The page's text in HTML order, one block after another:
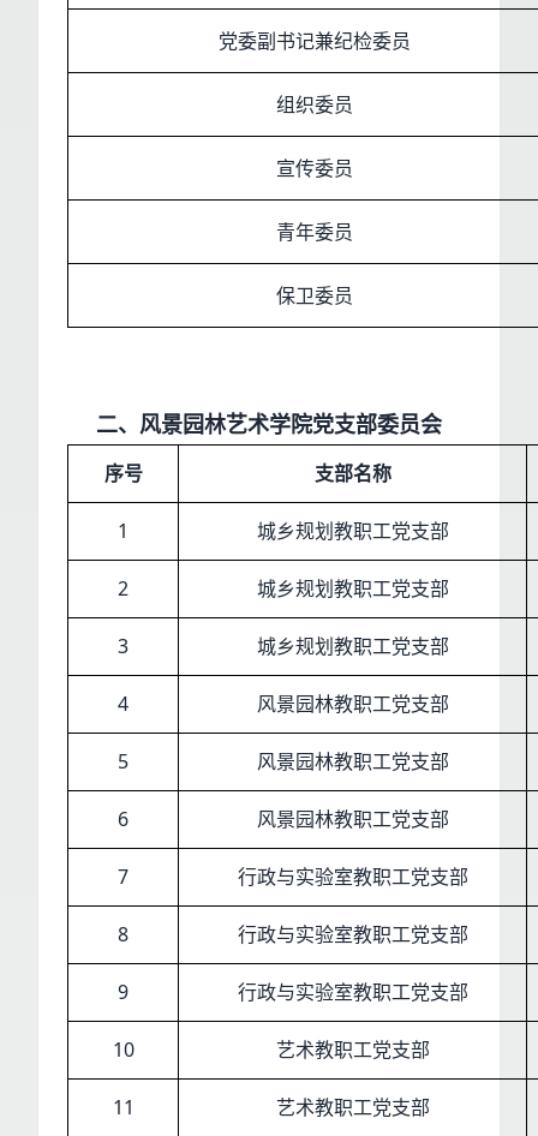
党委副书记兼纪检委员
组织委员
宣传委员
青年委员
保卫委员
二、风景园林艺术学院党支部委员会
序号 支部名称
1 城乡规划教职工党支部
2 城乡规划教职工党支部
3 城乡规划教职工党支部
4 风景园林教职工党支部
5 风景园林教职工党支部
6 风景园林教职工党支部
7 行政与实验室教职工党支部
8 行政与实验室教职工党支部
9 行政与实验室教职工党支部
10 艺术教职工党支部
11 艺术教职工党支部